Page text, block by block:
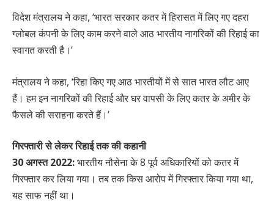
विदेश मंत्रालय ने कहा, ‘भारत सरकार कतर में हिरासत में लिए गए दहरा
ग्लोबल कंपनी के लिए काम करने वाले आठ भारतीय नागरिकों की रिहाई का
स्वागत करती है।’
मंत्रालय ने कहा, ‘रिहा किए गए आठ भारतीयों में से सात भारत लौट आए
हैं। हम इन नागरिकों की रिहाई और घर वापसी के लिए कतर के अमीर के
फैसले की सराहना करते हैं।’
गिरफ्तारी से लेकर रिहाई तक की कहानी
30 अगस्त 2022:भारतीय नौसेना के 8 पूर्व अधिकारियों को कतर में
गिरफ्तार कर लिया गया। तब तक किस आरोप में गिरफ्तार किया गया था,
यह साफ नहीं था।